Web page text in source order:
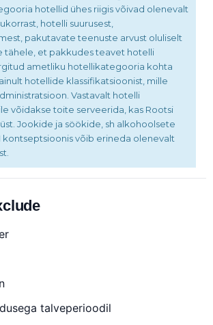
hotellid ühes riigis võivad olenevalt
hotelli suurusest,
pakutavate teenuste arvust oluliselt
tähele, et pakkudes teavet hotelli
ametliku hotellikategooria kohta
hotellide klassifikatsioonist, mille
Vastavalt hotelli
võidakse toite serveerida, kas Rootsi
Jookide ja söökide, sh alkohoolsete
kontseptsioonis võib erineda olenevalt
talveperioodil